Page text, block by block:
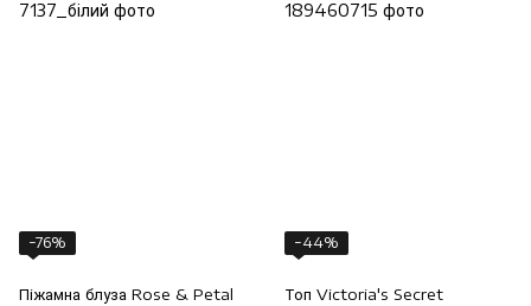
−76%
Піжамна блуза Rose & Petal
−44%
Топ Victoria's Secret